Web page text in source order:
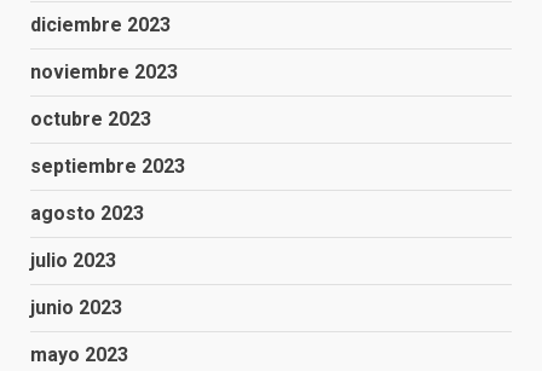
diciembre 2023
noviembre 2023
octubre 2023
septiembre 2023
agosto 2023
julio 2023
junio 2023
mayo 2023